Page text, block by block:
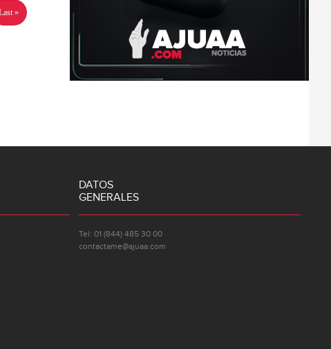
»
DATOS
GENERALES
Tel: 01 (844) 485 30 00
contactame@ajuaa.com